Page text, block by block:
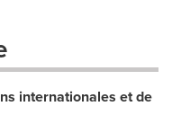
internationales et de